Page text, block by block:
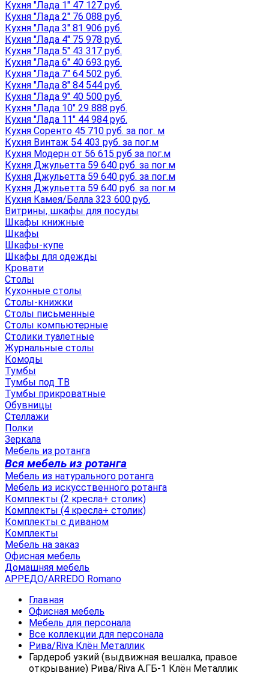
Кухня "Лада 1" 47 127 руб.
Кухня "Лада 2" 76 088 руб.
Кухня "Лада 3" 81 906 руб.
Кухня "Лада 4" 75 978 руб.
Кухня "Лада 5" 43 317 руб.
Кухня "Лада 6" 40 693 руб.
Кухня "Лада 7" 64 502 руб.
Кухня "Лада 8" 84 544 руб.
Кухня "Лада 9" 40 500 руб.
Кухня "Лада 10" 29 888 руб.
Кухня "Лада 11" 44 984 руб.
Кухня Соренто 45 710 руб. за пог. м
Кухня Винтаж 54 403 руб. за пог.м
Кухня Модерн от 56 615 руб за пог.м
Кухня Джульетта 59 640 руб. за пог.м
Кухня Джульетта 59 640 руб. за пог.м
Кухня Джульетта 59 640 руб. за пог.м
Кухня Камея/Белла 323 600 руб.
Витрины, шкафы для посуды
Шкафы книжные
Шкафы
Шкафы-купе
Шкафы для одежды
Кровати
Столы
Кухонные столы
Столы-книжки
Столы письменные
Столы компьютерные
Столики туалетные
Журнальные столы
Комоды
Тумбы
Тумбы под ТВ
Тумбы прикроватные
Обувницы
Стеллажи
Полки
Зеркала
Мебель из ротанга
Вся мебель из ротанга
Мебель из натурального ротанга
Мебель из искусственного ротанга
Комплекты (2 кресла+ столик)
Комплекты (4 кресла+ столик)
Комплекты с диваном
Комплекты
Мебель на заказ
Офисная мебель
Домашняя мебель
АРРЕДО/ARREDO Romano
Главная
Офисная мебель
Мебель для персонала
Все коллекции для персонала
Рива/Riva Клён Металлик
Гардероб узкий (выдвижная вешалка, правое
открывание) Рива/Riva А.ГБ-1 Клён Металлик